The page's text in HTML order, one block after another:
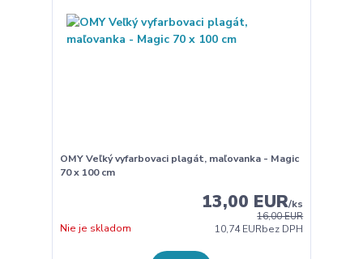
OMY Veľký vyfarbovaci plagát, maľovanka - Magic
70 x 100 cm
16,00 EUR
13,00 EUR/ks
10,74 EURbez DPH
Nie je skladom